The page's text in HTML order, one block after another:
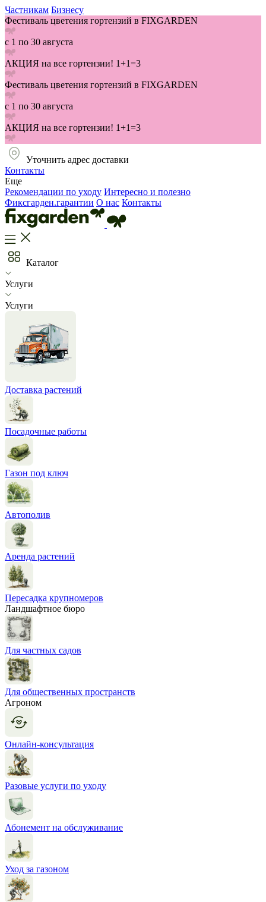
Частникам Бизнесу
Фестиваль цветения гортензий в FIXGARDEN
с 1 по 30 августа
АКЦИЯ на все гортензии! 1+1=3
Фестиваль цветения гортензий в FIXGARDEN
с 1 по 30 августа
АКЦИЯ на все гортензии! 1+1=3
Уточнить адрес доставки
Контакты
Еще
Рекомендации по уходу Интересно и полезно
Фиксгарден.гарантии О нас Контакты
Каталог
Услуги
Услуги
Доставка растений
Посадочные работы
Газон под ключ
Автополив
Аренда растений
Пересадка крупномеров
Ландшафтное бюро
Для частных садов
Для общественных пространств
Агроном
Онлайн-консультация
Разовые услуги по уходу
Абонемент на обслуживание
Уход за газоном